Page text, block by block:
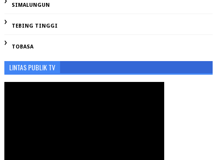
SIMALUNGUN
TEBING TINGGI
TOBASA
LINTAS PUBLIK TV